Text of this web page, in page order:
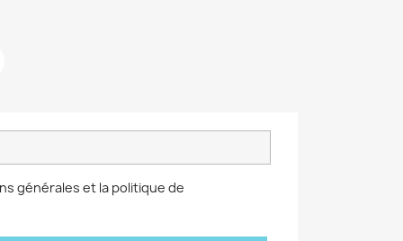
générales et la politique de